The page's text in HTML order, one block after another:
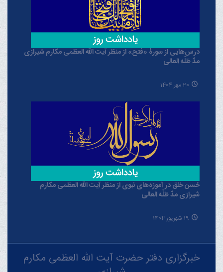
درس‌هایی از سورۀ «فتح» از منظر آیت الله العظمی مکارم شیرازی
مدّ ظلّه العالی
20 مهر 1404
حُسن خلق در آموزه‌های نبوی از منظر آیت الله العظمی مکارم
شیرازی مدّ ظلّه العالی
19 شهریور 1404
خبرگزاری دفتر حضرت آیت الله العظمی مکارم